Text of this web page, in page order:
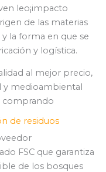
leo¡impacto
de las materias
la forma en que se
y logística.
al mejor precio,
y medioambiental
comprando
de residuos
FSC que garantiza
de los bosques